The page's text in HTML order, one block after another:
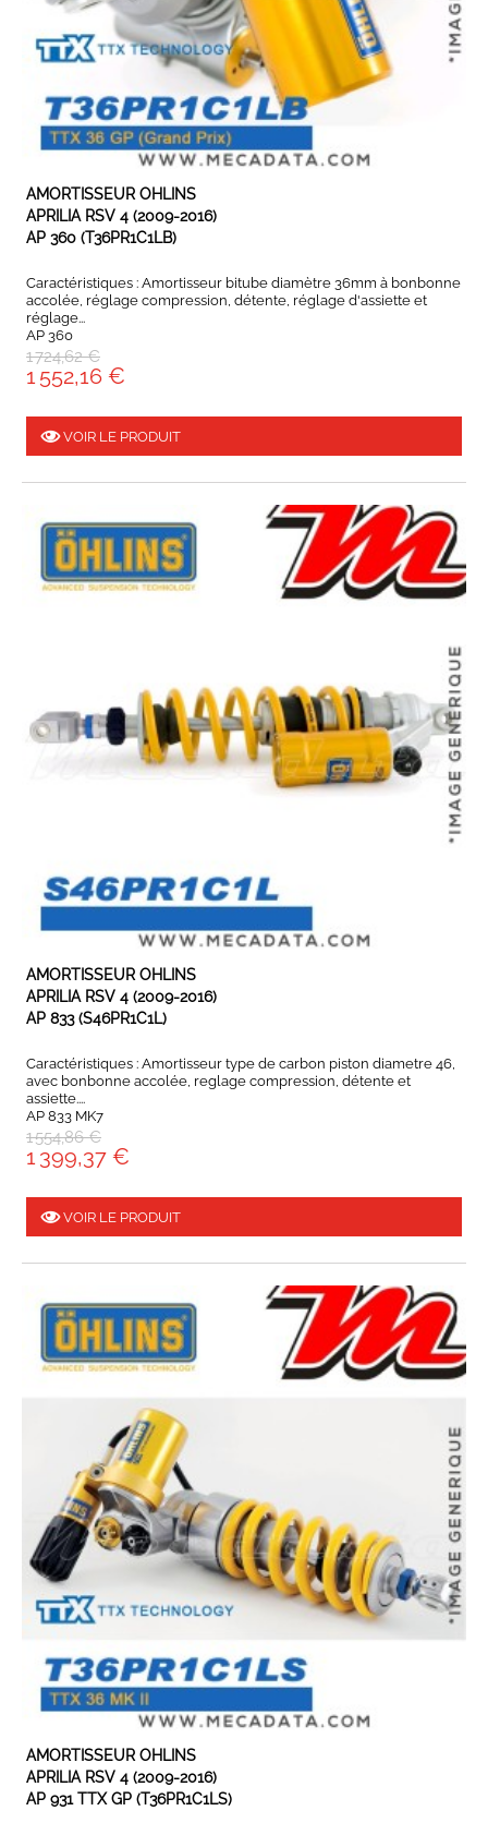
EXPEDIÉ SOUS 5 À 10 JOURS
AMORTISSEUR OHLINS
APRILIA RSV 4 (2009-2016)
AP 360 (T36PR1C1LB)
Caractéristiques : Amortisseur bitube diamètre 36mm à bonbonne
accolée, réglage compression, détente, réglage d'assiette et
réglage...
AP 360
1 724,62 €
1 552,16 €
VOIR LE PRODUIT
EXPEDIÉ SOUS 5 À 10 JOURS
AMORTISSEUR OHLINS
APRILIA RSV 4 (2009-2016)
AP 833 (S46PR1C1L)
Caractéristiques : Amortisseur type de carbon piston diametre 46,
avec bonbonne accolée, reglage compression, détente et
assiette....
AP 833 MK7
1 554,86 €
1 399,37 €
VOIR LE PRODUIT
AMORTISSEUR OHLINS
APRILIA RSV 4 (2009-2016)
AP 931 TTX GP (T36PR1C1LS)